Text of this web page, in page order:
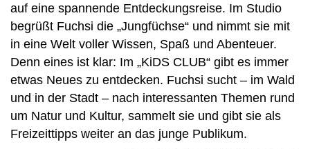
auf eine spannende Entdeckungsreise. Im Studio
begrüßt Fuchsi die „Jungfüchse“ und nimmt sie mit
in eine Welt voller Wissen, Spaß und Abenteuer.
Denn eines ist klar: Im „KiDS CLUB“ gibt es immer
etwas Neues zu entdecken. Fuchsi sucht – im Wald
und in der Stadt – nach interessanten Themen rund
um Natur und Kultur, sammelt sie und gibt sie als
Freizeittipps weiter an das junge Publikum.